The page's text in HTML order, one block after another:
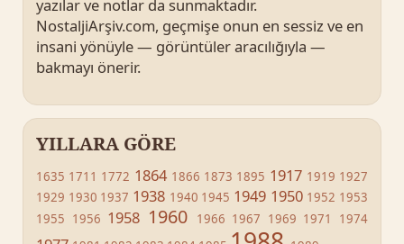
yazılar ve notlar da sunmaktadır.
NostaljiArşiv.com, geçmişe onun en sessiz ve en
insani yönüyle — görüntüler aracılığıyla —
bakmayı önerir.
YILLARA GÖRE
1635 1711 1772 1864 1866 1873 1895 1917 1919 1927
1929 1930 1937 1938 1940 1945 1949 1950 1952 1953
1955 1956 1958 1960 1966 1967 1969 1971 1974